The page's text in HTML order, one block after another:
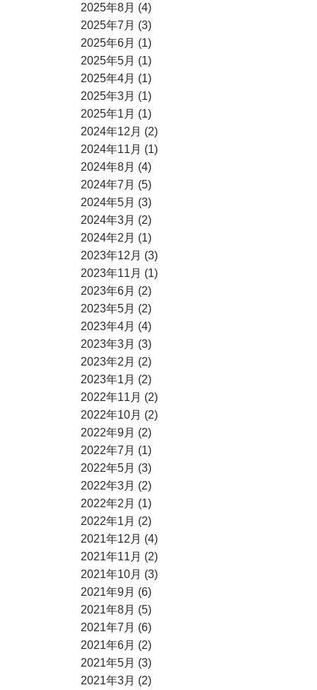
2025年8月 (4)
2025年7月 (3)
2025年6月 (1)
2025年5月 (1)
2025年4月 (1)
2025年3月 (1)
2025年1月 (1)
2024年12月 (2)
2024年11月 (1)
2024年8月 (4)
2024年7月 (5)
2024年5月 (3)
2024年3月 (2)
2024年2月 (1)
2023年12月 (3)
2023年11月 (1)
2023年6月 (2)
2023年5月 (2)
2023年4月 (4)
2023年3月 (3)
2023年2月 (2)
2023年1月 (2)
2022年11月 (2)
2022年10月 (2)
2022年9月 (2)
2022年7月 (1)
2022年5月 (3)
2022年3月 (2)
2022年2月 (1)
2022年1月 (2)
2021年12月 (4)
2021年11月 (2)
2021年10月 (3)
2021年9月 (6)
2021年8月 (5)
2021年7月 (6)
2021年6月 (2)
2021年5月 (3)
2021年3月 (2)